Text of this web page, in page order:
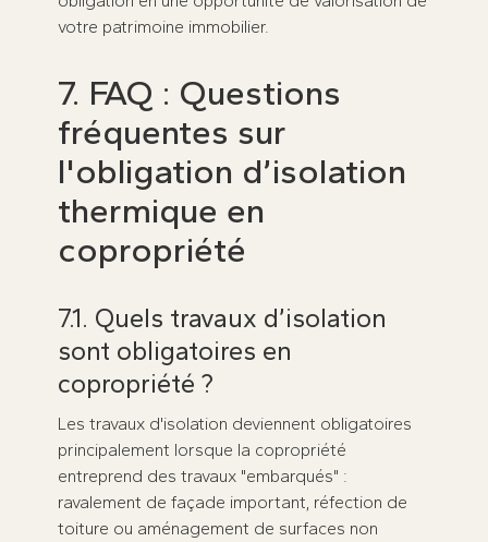
votre patrimoine immobilier.
7. FAQ : Questions
fréquentes sur
l'obligation d’isolation
thermique en
copropriété
7.1. Quels travaux d’isolation
sont obligatoires en
copropriété ?
Les travaux d'isolation deviennent obligatoires
principalement lorsque la copropriété
entreprend des travaux "embarqués" :
ravalement de façade important, réfection de
toiture ou aménagement de surfaces non